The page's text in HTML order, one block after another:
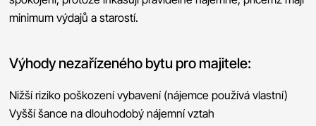
minimum výdajů a starostí.
Výhody nezařízeného bytu pro majitele:
Nižší riziko poškození vybavení (nájemce používá vlastní)
Vyšší šance na dlouhodobý nájemní vztah